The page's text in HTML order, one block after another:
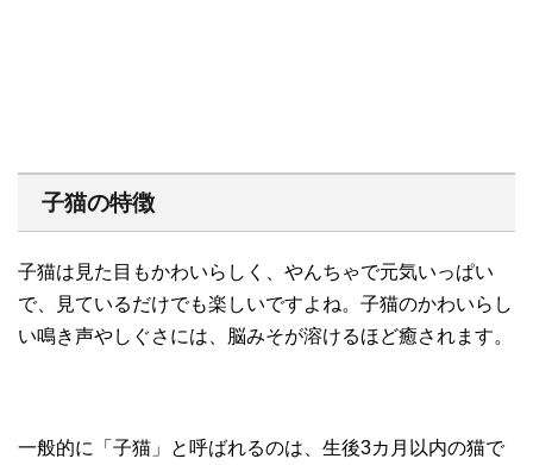
子猫の特徴
子猫は見た目もかわいらしく、やんちゃで元気いっぱい
で、見ているだけでも楽しいですよね。子猫のかわいらし
い鳴き声やしぐさには、脳みそが溶けるほど癒されます。
一般的に「子猫」と呼ばれるのは、生後3カ月以内の猫で